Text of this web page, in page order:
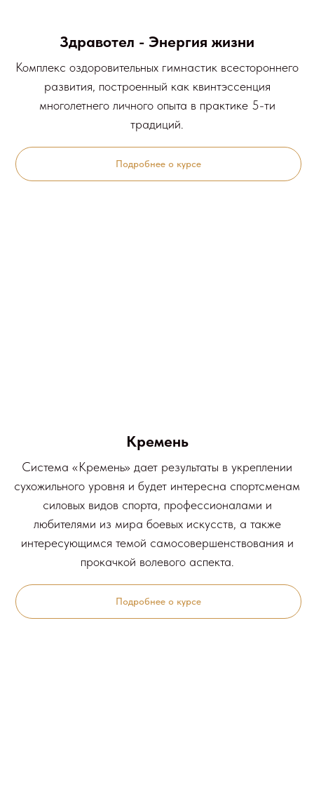
Здравотел - Энергия жизни
Комплекс оздоровительных гимнастик всестороннего
развития, построенный как квинтэссенция
многолетнего личного опыта в практике 5-ти
традиций.
Подробнее о курсе
Кремень
Система «Кремень» дает результаты в укреплении
сухожильного уровня и будет интересна спортсменам
силовых видов спорта, профессионалами и
любителями из мира боевых искусств, а также
интересующимся темой самосовершенствования и
прокачкой волевого аспекта.
Подробнее о курсе